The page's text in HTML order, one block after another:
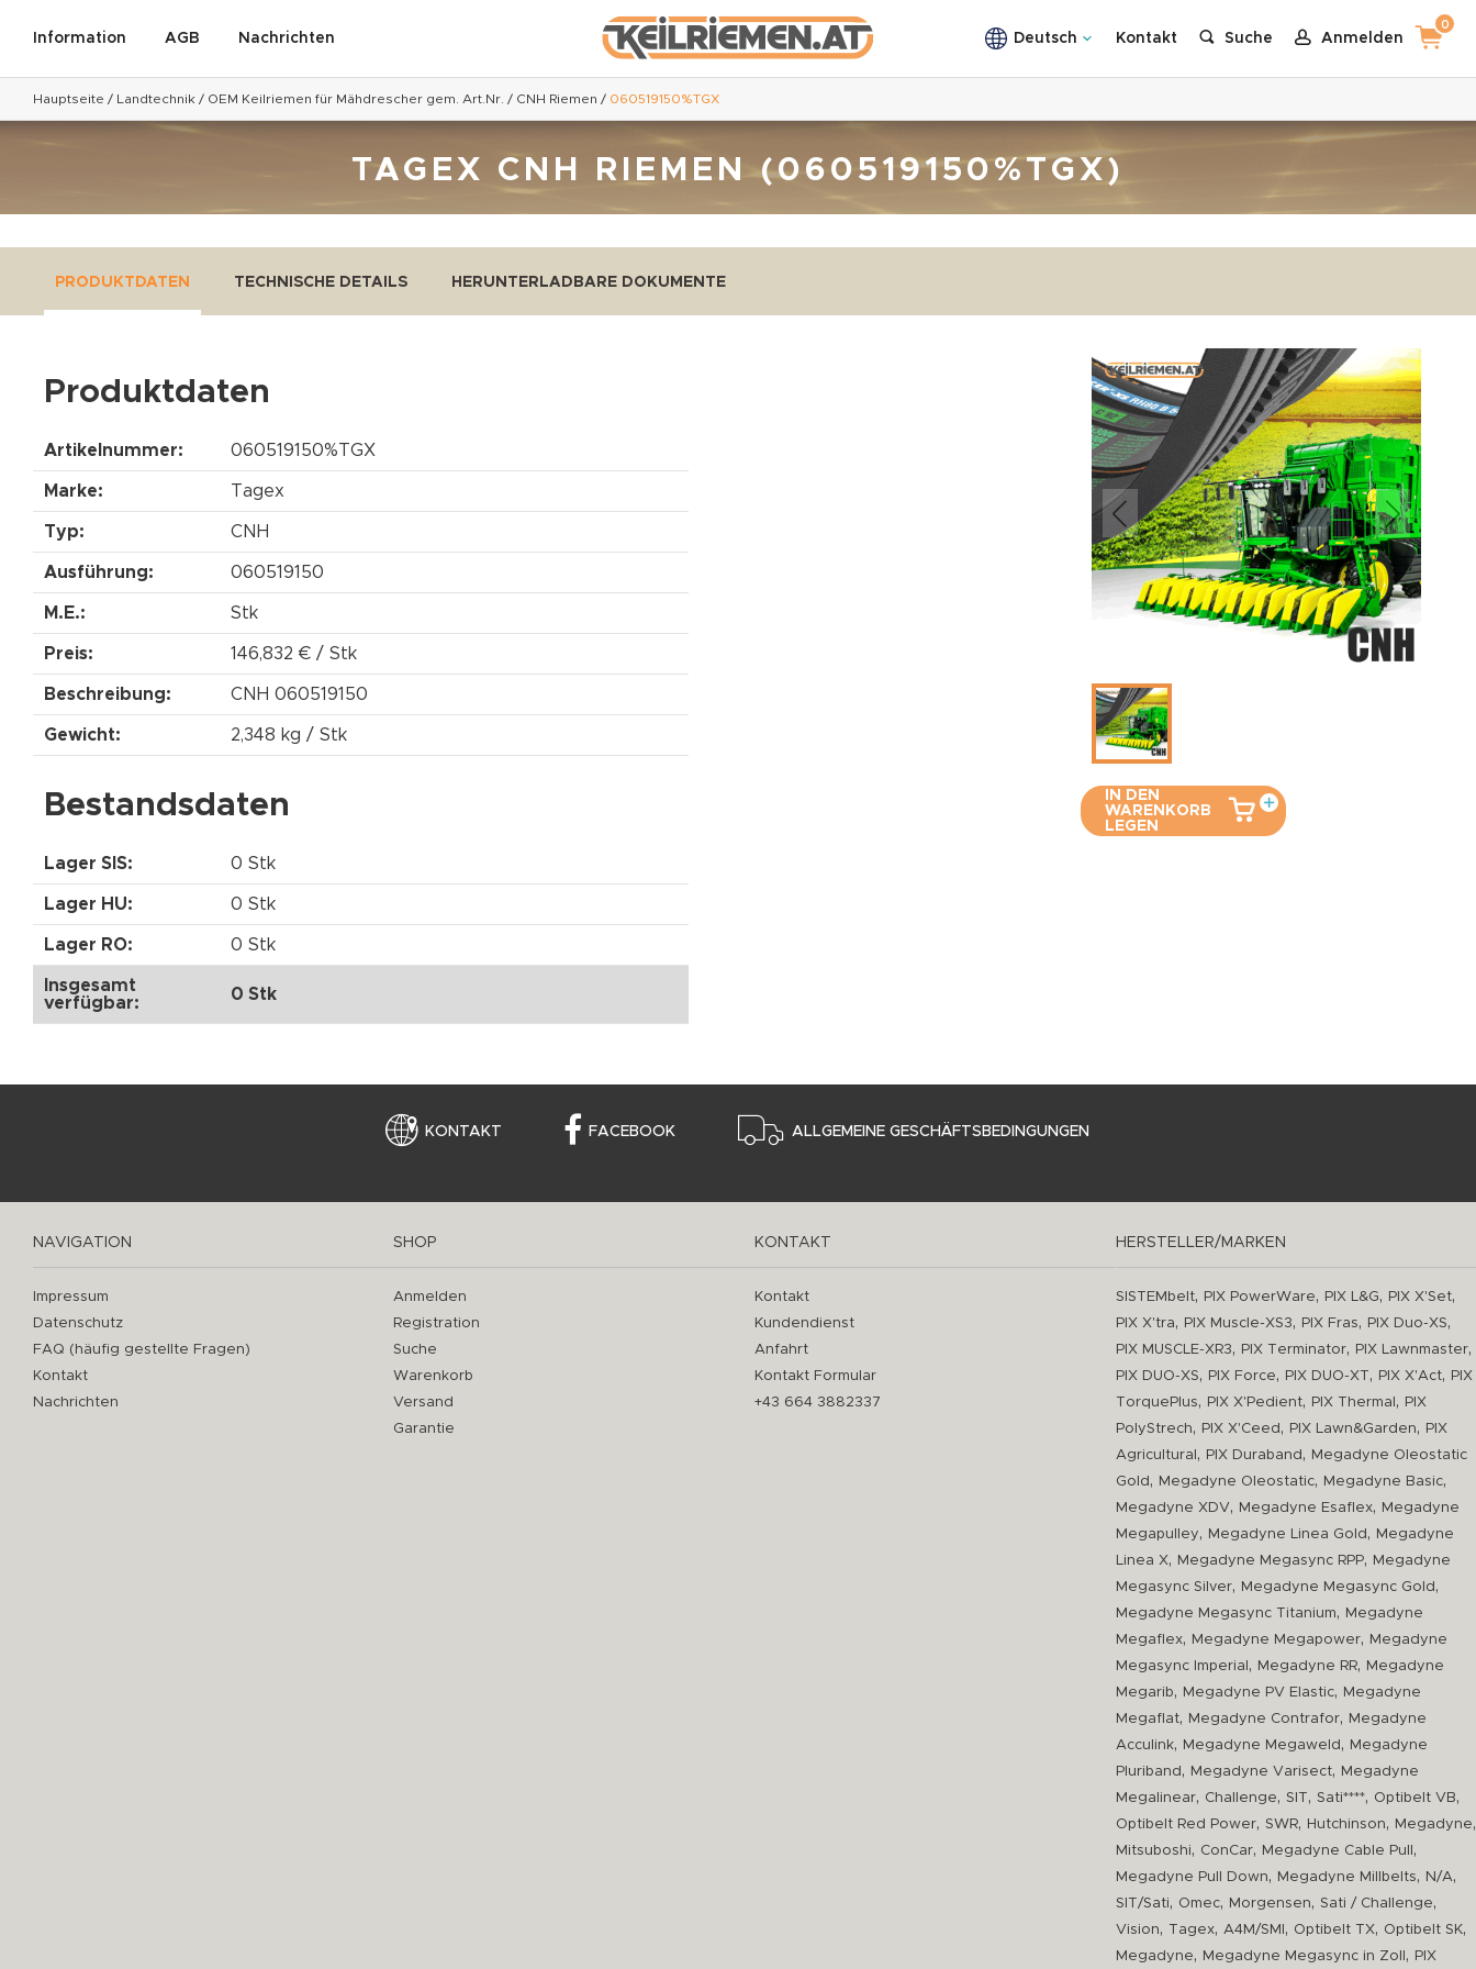
Information AGB Nachrichten Deutsch Kontakt Suche Anmelden
0
Hauptseite / Landtechnik / OEM Keilriemen für Mähdrescher gem. Art.Nr. / CNH Riemen / 060519150%TGX
TAGEX CNH RIEMEN (060519150%TGX)
PRODUKTDATEN TECHNISCHE DETAILS HERUNTERLADBARE DOKUMENTE
Produktdaten
Artikelnummer: 060519150%TGX
Marke: Tagex
Typ: CNH
Ausführung: 060519150
M.E.: Stk
Preis: 146,832 € / Stk
Beschreibung: CNH 060519150
Gewicht: 2,348 kg / Stk
Bestandsdaten
Lager SIS: 0 Stk
Lager HU: 0 Stk
Lager RO: 0 Stk
Insgesamt
verfügbar:
0 Stk
IN DEN
WARENKORB
LEGEN
KONTAKT FACEBOOK ALLGEMEINE GESCHÄFTSBEDINGUNGEN
NAVIGATION
Impressum
Datenschutz
FAQ (häufig gestellte Fragen)
Kontakt
Nachrichten
SHOP
Anmelden
Registration
Suche
Warenkorb
Versand
Garantie
KONTAKT
Kontakt
Kundendienst
Anfahrt
Kontakt Formular
+43 664 3882337
HERSTELLER/MARKEN
SISTEMbelt, PIX PowerWare, PIX L&G, PIX X'Set,
PIX X'tra, PIX Muscle-XS3, PIX Fras, PIX Duo-XS,
PIX MUSCLE-XR3, PIX Terminator, PIX Lawnmaster,
PIX DUO-XS, PIX Force, PIX DUO-XT, PIX X'Act,
PIX
TorquePlus, PIX X'Pedient, PIX Thermal ,
PIX
PolyStrech, PIX X'Ceed , PIX Lawn&Garden,
PIX
Agricultural , PIX Duraband ,
Megadyne Oleostatic
Gold , Megadyne Oleostatic, Megadyne Basic,
Megadyne XDV, Megadyne Esaflex,
Megadyne
Megapulley, Megadyne Linea Gold ,
Megadyne
Linea X, Megadyne Megasync RPP,
Megadyne
Megasync Silver, Megadyne Megasync Gold ,
Megadyne Megasync Titanium,
Megadyne
Megaflex, Megadyne Megapower,
Megadyne
Megasync Imperial , Megadyne RR,
Megadyne
Megarib, Megadyne PV Elastic,
Megadyne
Megaflat, Megadyne Contrafor,
Megadyne
Acculink, Megadyne Megaweld ,
Megadyne
Pluriband , Megadyne Varisect,
Megadyne
Megalinear, Challenge, SIT, Sati****, Optibelt VB,
Optibelt Red Power, SWR, Hutchinson, Megadyne,
Mitsuboshi, ConCar, Megadyne Cable Pull ,
Megadyne Pull Down, Megadyne Millbelts, N/A,
SIT/Sati, Omec, Morgensen, Sati / Challenge,
Vision, Tagex, A4M/SMI , Optibelt TX, Optibelt SK,
Megadyne, Megadyne Megasync in Zoll , PIX